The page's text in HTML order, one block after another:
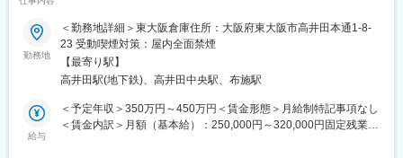
関西圏に限らず関東圏での引き合いも多く、売上も過去最高記録
を更新し安定した経営状態です。人事制度も、より公平に評価さ
れる仕組みづくりを目指しています。
変更の範囲：会社の定める業務
ことにより差別化をはかっています～
■職務内容
大阪府東大阪市にある自社倉庫にて、駐車場の機械のメンテンナ
スや駐車場に出荷する機械の準備などをご担当いただきます。倉
庫での作業と駐車場に足を運びメンテナンスを行う割合は5:5で
す。
※既存の社員も未経験でスタートしています！
勤務地
＜勤務地詳細＞東大阪倉庫住所：大阪府東大阪市高井田本通1-8-
23 受動喫煙対策：屋内全面禁煙
【最寄り駅】
高井田駅(地下鉄)、高井田中央駅、布施駅
給与
＜予定年収＞350万円～450万円＜賃金形態＞月給制特記事項なし
＜賃金内訳＞月額（基本給）：250,000円～320,000円固定残業手